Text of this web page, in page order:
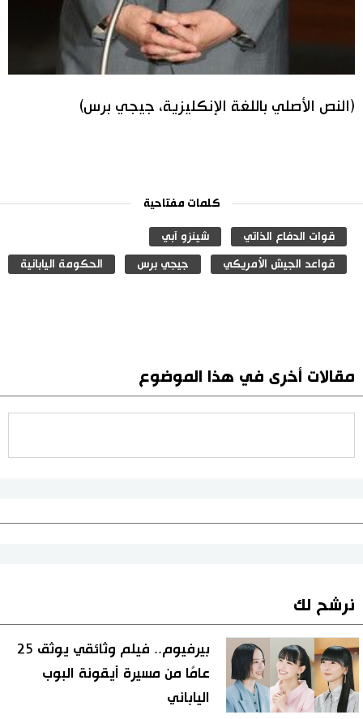
(النص الأصلي باللغة الإنكليزية، جيجي برس)
كلمات مفتاحية
قوات الدفاع الذاتي شينزو آبي
قواعد الجيش الأمريكي جيجي برس الحكومة اليابانية
مقالات أخرى في هذا الموضوع
نرشح لك
بيرفيوم.. فيلم وثائقي يوثق 25
عامًا من مسيرة أيقونة البوب
الياباني